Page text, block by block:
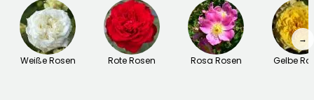
Weiße Rosen Rote Rosen Rosa Rosen Gelbe
→